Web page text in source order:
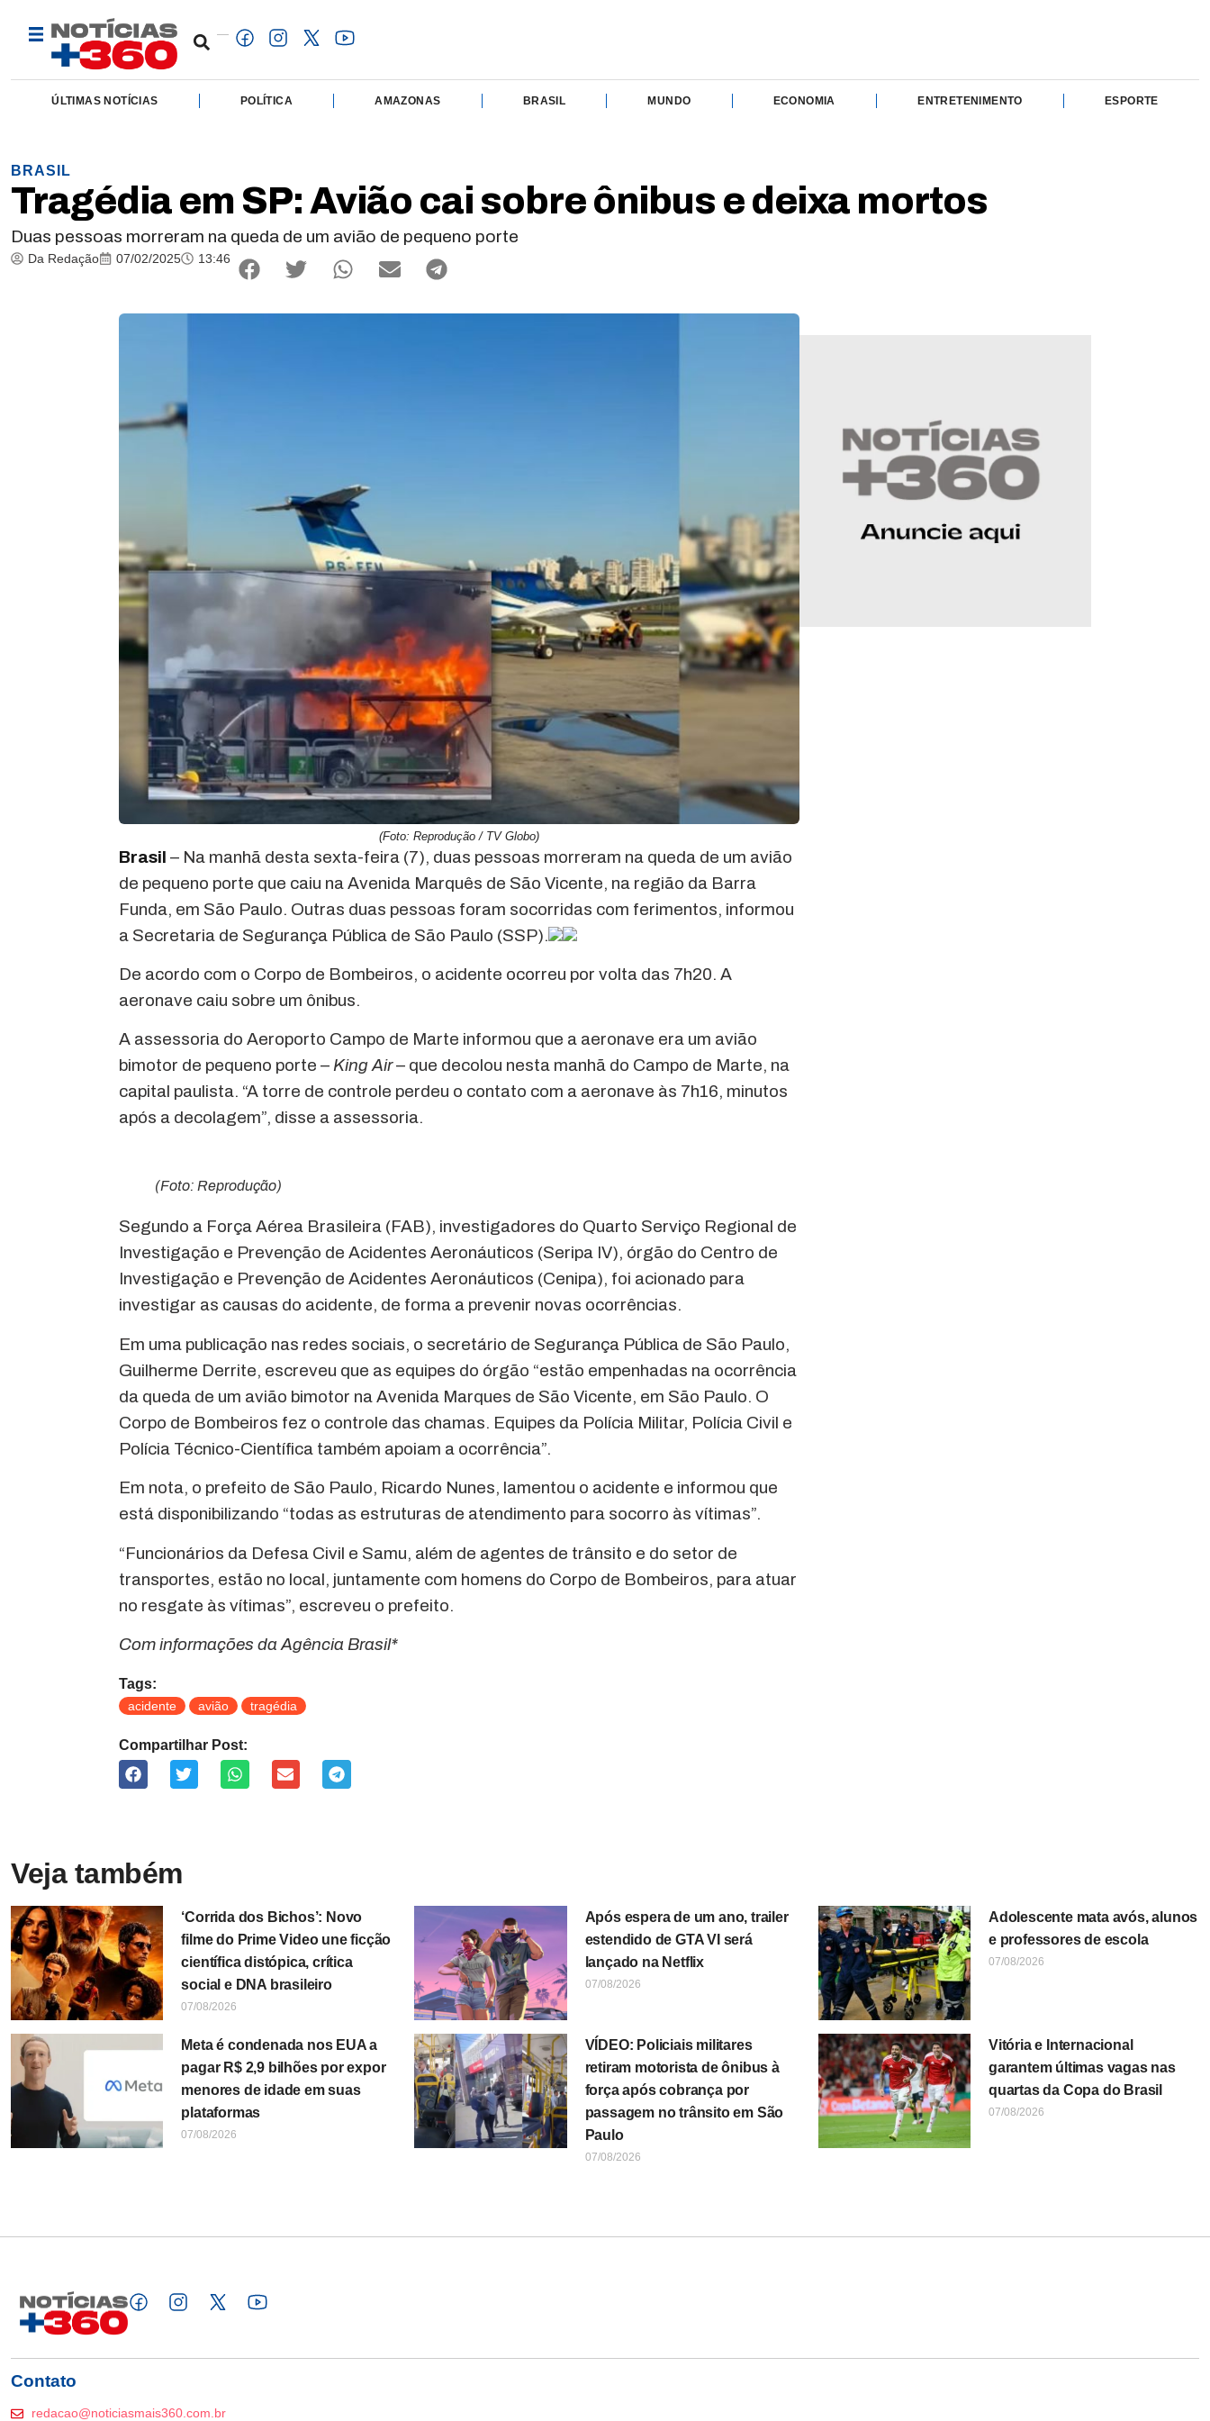
ÚLTIMAS NOTÍCIAS POLÍTICA AMAZONAS BRASIL MUNDO ECONOMIA ENTRETENIMENTO ESPORTE
BRASIL
Tragédia em SP: Avião cai sobre ônibus e deixa mortos
Duas pessoas morreram na queda de um avião de pequeno porte
Da Redação 07/02/2025 13:46
(Foto: Reprodução / TV Globo)
Brasil – Na manhã desta sexta-feira (7), duas pessoas morreram na queda de um avião
de pequeno porte que caiu na Avenida Marquês de São Vicente, na região da Barra
Funda, em São Paulo. Outras duas pessoas foram socorridas com ferimentos, informou
a Secretaria de Segurança Pública de São Paulo (SSP).
De acordo com o Corpo de Bombeiros, o acidente ocorreu por volta das 7h20. A
aeronave caiu sobre um ônibus.
A assessoria do Aeroporto Campo de Marte informou que a aeronave era um avião
bimotor de pequeno porte –King Air– que decolou nesta manhã do Campo de Marte, na
capital paulista. “A torre de controle perdeu o contato com a aeronave às 7h16, minutos
após a decolagem”, disse a assessoria.
(Foto: Reprodução)
Segundo a Força Aérea Brasileira (FAB), investigadores do Quarto Serviço Regional de
Investigação e Prevenção de Acidentes Aeronáuticos (Seripa IV), órgão do Centro de
Investigação e Prevenção de Acidentes Aeronáuticos (Cenipa), foi acionado para
investigar as causas do acidente, de forma a prevenir novas ocorrências.
Em uma publicação nas redes sociais, o secretário de Segurança Pública de São Paulo,
Guilherme Derrite, escreveu que as equipes do órgão “estão empenhadas na ocorrência
da queda de um avião bimotor na Avenida Marques de São Vicente, em São Paulo. O
Corpo de Bombeiros fez o controle das chamas. Equipes da Polícia Militar, Polícia Civil e
Polícia Técnico-Científica também apoiam a ocorrência”.
Em nota, o prefeito de São Paulo, Ricardo Nunes, lamentou o acidente e informou que
está disponibilizando “todas as estruturas de atendimento para socorro às vítimas”.
“Funcionários da Defesa Civil e Samu, além de agentes de trânsito e do setor de
transportes, estão no local, juntamente com homens do Corpo de Bombeiros, para atuar
no resgate às vítimas”, escreveu o prefeito.
Com informações da Agência Brasil*
Tags:
acidente avião tragédia
Compartilhar Post:
Veja também
‘Corrida dos Bichos’: Novo
filme do Prime Video une ficção
científica distópica, crítica
social e DNA brasileiro
07/08/2026
Após espera de um ano, trailer
estendido de GTA VI será
lançado na Netflix
07/08/2026
Adolescente mata avós, alunos
e professores de escola
07/08/2026
Meta é condenada nos EUA a
pagar R$ 2,9 bilhões por expor
menores de idade em suas
plataformas
07/08/2026
VÍDEO: Policiais militares
retiram motorista de ônibus à
força após cobrança por
passagem no trânsito em São
Paulo
07/08/2026
Vitória e Internacional
garantem últimas vagas nas
quartas da Copa do Brasil
07/08/2026
Contato
redacao@noticiasmais360.com.br